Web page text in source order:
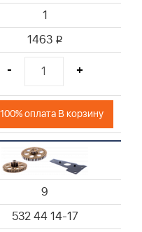
1
1463 i
- +
оплата В корзину
9
532 44 14-17